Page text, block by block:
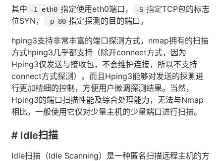
其中 -I eth0 指定使用eth0端口， -S 指定TCP包的标志
位SYN，
-p 80 指定探测的目的端口。
hping3支持非常丰富的端口探测方式，nmap拥有的扫描
方式hping3几乎都支持（除开connect方式，因为
Hping3仅发送与接收包，不会维护连接，所以不支持
connect方式探测）。而且Hping3能够对发送的探测进
行更加精细的控制，方便用户微调探测结果。当然，
Hping3的端口扫描性能及综合处理能力，无法与Nmap
相比。一般使用它仅对少量主机的少量端口进行扫描。
# Idle扫描
Idle扫描（Idle Scanning）是一种匿名扫描远程主机的方